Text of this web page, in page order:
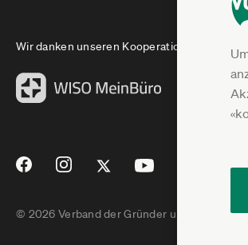
Wir danken unseren Kooperationspartnern
© 2026 Verband der Gründer und